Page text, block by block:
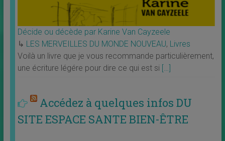
Décide ou décède par Karine Van Cayzeele
↳ LES MERVEILLES DU MONDE NOUVEAU, Livres
Voilà un livre que je vous recommande particulièrement,
une écriture légére pour dire ce qui est si […]
Accédez à quelques infos DU
SITE ESPACE SANTE BIEN-ÊTRE